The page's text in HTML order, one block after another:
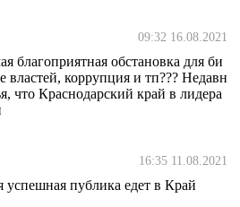
09:32 16.08.2021
благоприятная обстановка для би
властей, коррупция и тп??? Недавн
что Краснодарский край в лидера
16:35 11.08.2021
успешная публика едет в Край